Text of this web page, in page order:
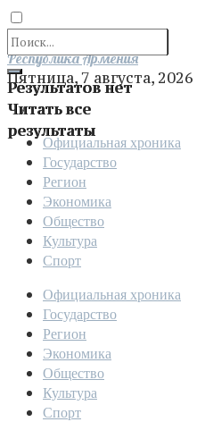
Результатов нет
Читать все
результаты
Отправить
Республика Армения
Пятница, 7 августа, 2026
Официальная хроника
Государство
Регион
Экономика
Общество
Культура
Спорт
Официальная хроника
Государство
Регион
Экономика
Общество
Культура
Спорт